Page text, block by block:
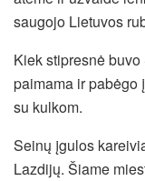
saugojo Lietuvos
Kiek stipresnė
paimama ir pabėgo
su kulkom.
Seinų įgulos
Lazdijų. Šiame